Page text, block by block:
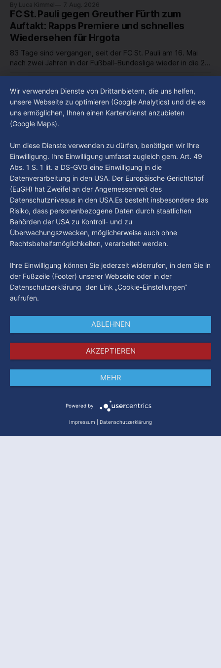
in unserer Stadt an? Fragen, die von Montag bis Freitag LIVE
um 18 Uhr beantwortet werden - auf YouTube und im TV.
By Luca Kimmel 7. Aug. 2026
FC St. Pauli gegen Greuther Fürth zum
Auftakt: Rapps Premiere und schnelles
Wiedersehen für Hrgota
83 Tage sind vergangen, seit der FC St. Pauli am 16. Mai
nach zwei Jahren in der Fußball-Bundesliga wieder in die 2.
haben den Kiezclub verlassen. Dafür kamen in den letzten
Wochen einige
Im Gespräch mit Christian Pothe - Heute zu
Gast: Götz Tintelnot
By Luca Kimmel 6. Aug. 2026
Nissi's Kunstwelt - Folge 18
By Luca Kimmel 6. Aug. 2026
Datenschutz
Wir verwenden Dienste von Drittanbietern, die uns helfen,
unsere Webseite zu optimieren (Google Analytics) und die es
uns ermöglichen, Ihnen einen Kartendienst anzubieten
(Google Maps).
Um diese Dienste verwenden zu dürfen, benötigen wir Ihre
Einwilligung. Ihre Einwilligung umfasst zugleich gem. Art. 49
Abs. 1 S. 1 lit. a DS-GVO eine Einwilligung in die
Datenverarbeitung in den USA. Der Europäische Gerichtshof
(EuGH) hat Zweifel an der Angemessenheit des
Datenschutzniveaus in den USA.Es besteht insbesondere das
Risiko, dass personenbezogene Daten durch staatlichen
Behörden der USA zu Kontroll- und zu
Überwachungszwecken, möglicherweise auch ohne
Rechtsbehelfsmöglichkeiten, verarbeitet werden.
Ihre Einwilligung können Sie jederzeit widerrufen, in dem Sie in
der Fußzeile (Footer) unserer Webseite oder in der
Datenschutzerklärung den Link „Cookie-Einstellungen“
aufrufen.
ABLEHNEN
AKZEPTIEREN
MEHR
Powered by
Impressum Datenschutzerklärung